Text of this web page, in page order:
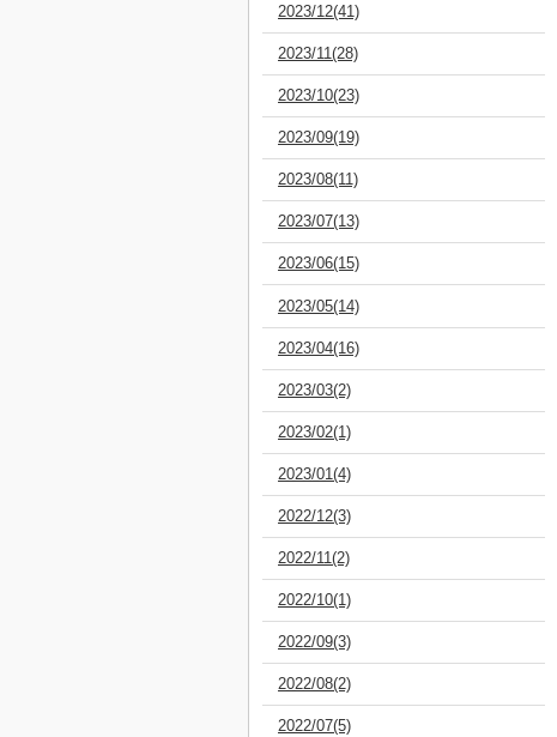
2023/12(41)
2023/11(28)
2023/10(23)
2023/09(19)
2023/08(11)
2023/07(13)
2023/06(15)
2023/05(14)
2023/04(16)
2023/03(2)
2023/02(1)
2023/01(4)
2022/12(3)
2022/11(2)
2022/10(1)
2022/09(3)
2022/08(2)
2022/07(5)